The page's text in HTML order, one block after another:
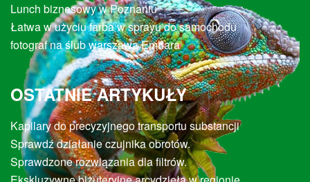
Lunch biznesowy w Poznaniu
Łatwa w użyciu farba w sprayu do samochodu
fotograf na ślub warszawa Emhara
OSTATNIE ARTYKUŁY
Kapilary do precyzyjnego transportu substancji
Sprawdź działanie czujnika obrotów.
Sprawdzone rozwiązania dla filtrów.